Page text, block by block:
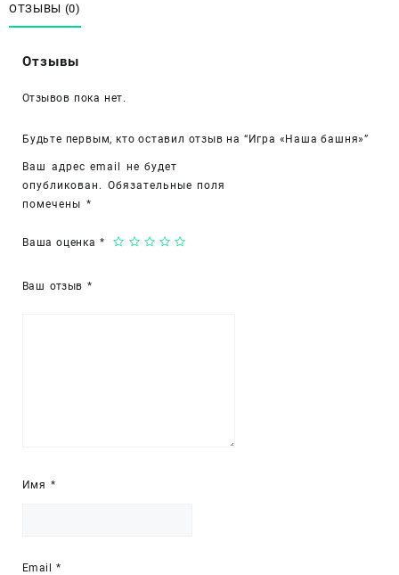
башня»
ОТЗЫВЫ (0)
Отзывы
Отзывов пока нет.
Будьте первым, кто оставил отзыв на “Игра «Наша башня»”
Ваш адрес email не будет
опубликован. Обязательные поля
помечены *
Ваша оценка *
Ваш отзыв *
Имя *
Email*